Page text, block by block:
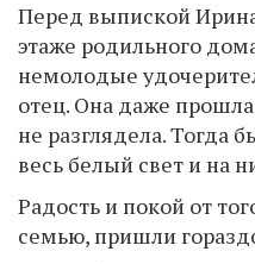
Перед выпиской
этаже родильного
немолодые
отец. Она даже
не разглядела. Тогда
весь белый свет и на
Радость и покой от
семью, пришли